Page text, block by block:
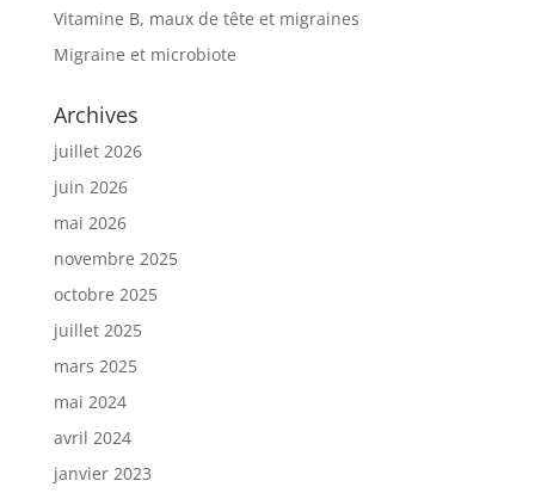
Vitamine B, maux de tête et migraines
Migraine et microbiote
Archives
juillet 2026
juin 2026
mai 2026
novembre 2025
octobre 2025
juillet 2025
mars 2025
mai 2024
avril 2024
janvier 2023